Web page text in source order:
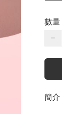
數量
−
簡介